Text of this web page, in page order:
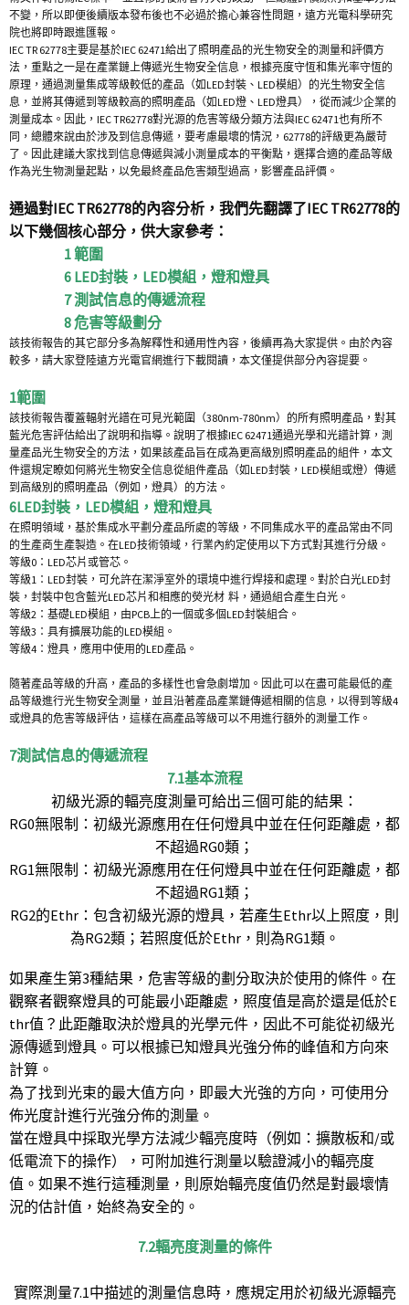
不變，所以即便後續版本發布後也不必過於擔心兼容性問題，遠方光電科學研究
院也將即時跟進匯報。
IEC TR 62778主要是基於IEC 62471給出了照明產品的光生物安全的測量和評價方
法，重點之一是在產業鏈上傳遞光生物安全信息，根據亮度守恆和集光率守恆的
原理，通過測量集成等級較低的產品（如LED封裝、LED模組）的光生物安全信
息，並將其傳遞到等級較高的照明產品（如LED燈、LED燈具），從而減少企業的
測量成本。因此，IEC TR62778對光源的危害等級分類方法與IEC 62471也有所不
同，總體來說由於涉及到信息傳遞，要考慮最壞的情況，62778的評級更為嚴苛
了。因此建議大家找到信息傳遞與減小測量成本的平衡點，選擇合適的產品等級
作為光生物測量起點，以免最終產品危害類型過高，影響產品評價。
通過對IEC TR62778的內容分析，我們先翻譯了IEC TR62778的
以下幾個核心部分，供大家參考：
1 範圍
6 LED封裝，LED模組，燈和燈具
7 測試信息的傳遞流程
8 危害等級劃分
該技術報告的其它部分多為解釋性和通用性內容，後續再為大家提供。由於內容
較多，請大家登陸遠方光電官網進行下載閱讀，本文僅提供部分內容提要。
1範圍
該技術報告覆蓋輻射光譜在可見光範圍（380nm-780nm）的所有照明產品，對其
藍光危害評估給出了說明和指導。說明了根據IEC 62471通過光學和光譜計算，測
量產品光生物安全的方法，如果該產品旨在成為更高級別照明產品的組件，本文
件還規定瞭如何將光生物安全信息從組件產品（如LED封裝，LED模組或燈）傳遞
到高級別的照明產品（例如，燈具）的方法。
6LED封裝，LED模組，燈和燈具
在照明領域，基於集成水平劃分產品所處的等級，不同集成水平的產品常由不同
的生產商生產製造。在LED技術領域，行業內約定使用以下方式對其進行分級。
等級0：LED芯片或管芯。
等級1：LED封裝，可允許在潔淨室外的環境中進行焊接和處理。對於白光LED封
裝，封裝中包含藍光LED芯片和相應的熒光材 料，通過組合產生白光。
等級2：基礎LED模組，由PCB上的一個或多個LED封裝組合。
等級3：具有擴展功能的LED模組。
等級4：燈具，應用中使用的LED產品。
隨著產品等級的升高，產品的多樣性也會急劇增加。因此可以在盡可能最低的產
品等級進行光生物安全測量，並且沿著產品產業鏈傳遞相關的信息，以得到等級4
或燈具的危害等級評估，這樣在高產品等級可以不用進行額外的測量工作。
7測試信息的傳遞流程
7.1基本流程
初級光源的輻亮度測量可給出三個可能的結果：
RG0無限制：初級光源應用在任何燈具中並在任何距離處，都
不超過RG0類；
RG1無限制：初級光源應用在任何燈具中並在任何距離處，都
不超過RG1類；
RG2的Ethr：包含初級光源的燈具，若產生Ethr以上照度，則
為RG2類；若照度低於Ethr，則為RG1類。
如果產生第3種結果，危害等級的劃分取決於使用的​​條件。在
觀察者觀察燈具的可能最小距離處，照度值是高於還是低於E
thr值？此距離取決於燈具的光學元件，因此不可能從初級光
源傳遞到燈具。可以根據已知燈具光強分佈的峰值和方向來
計算。
為了找到光束的最大值方向，即最大光強的方向，可使用分
佈光度計進行光強分佈的測量。
當在燈具中採取光學方法減少輻亮度時（例如：擴散板和/或
低電流下的操作），可附加進行測量以驗證減小的輻亮度
值。如果不進行這種測量，則原始輻亮度值仍然是對最壞情
況的估計值，始終為安全的。
7.2輻亮度測量的條件
實際測量7.1中描述的測量信息時，應規定用於初級光源輻亮